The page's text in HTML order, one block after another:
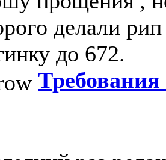
делали
до 672.
Требования